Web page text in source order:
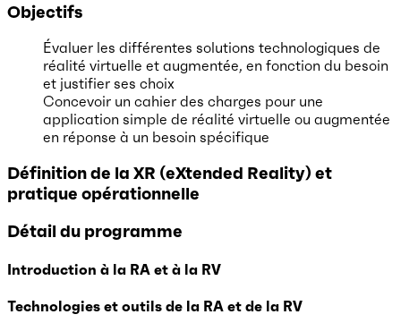
Objectifs
Évaluer les différentes solutions technologiques de
réalité virtuelle et augmentée, en fonction du besoin
et justifier ses choix
Concevoir un cahier des charges pour une
application simple de réalité virtuelle ou augmentée
en réponse à un besoin spécifique
Définition de la XR (eXtended Reality) et
pratique opérationnelle
Détail du programme
Introduction à la RA et à la RV
Technologies et outils de la RA et de la RV